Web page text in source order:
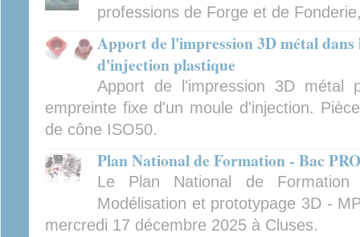
professions de Forge et de
Apport de l'impression 3D métal dans
d'injection plastique
Apport de l'impression 3D métal
empreinte fixe d'un moule d'injection.
de cône ISO50.
Plan National de Formation - Bac
Le Plan National de
Modélisation et prototypage 3D -
mercredi 17 décembre 2025 à Cluses.